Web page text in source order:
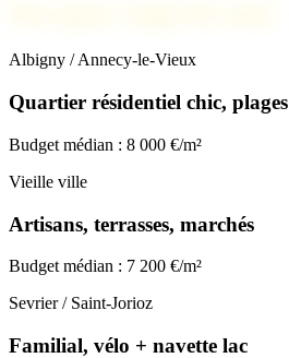
Albigny / Annecy-le-Vieux
Quartier résidentiel chic, plages
Budget médian : 8 000 €/m²
Vieille ville
Artisans, terrasses, marchés
Budget médian : 7 200 €/m²
Sevrier / Saint-Jorioz
Familial, vélo + navette lac